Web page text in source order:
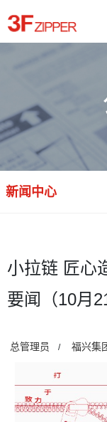
新闻中心
小拉链 匠心
要闻（10月
总管理员 / 福兴集